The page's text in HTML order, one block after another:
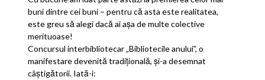
buni dintre cei buni – pentru că asta este realitatea,
este greu să alegi dacă ai așa de multe colective
merituoase!
Concursul interbibliotecar „Bibliotecile anului”, o
manifestare devenită tradițională, și-a desemnat
câștigătorii. Iată-i: